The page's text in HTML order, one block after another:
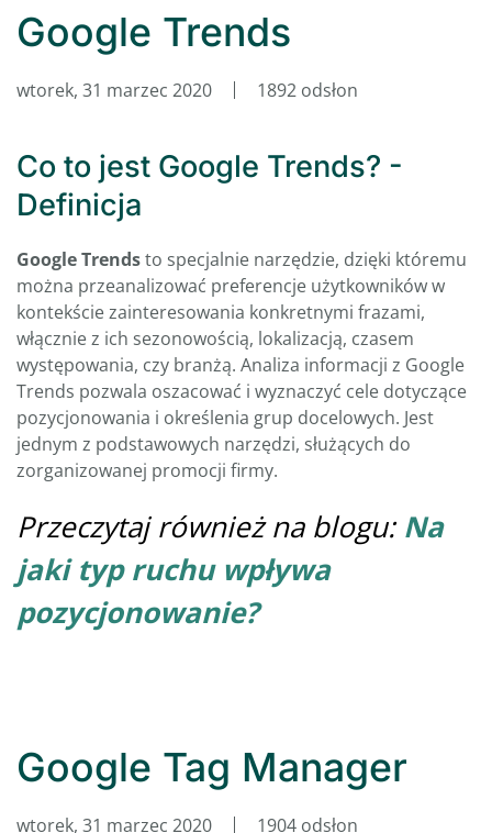
Google Trends
wtorek, 31 marzec 2020 1892 odsłon
Co to jest Google Trends? -
Definicja
Google Trendsto specjalnie narzędzie, dzięki któremu
można przeanalizować preferencje użytkowników w
kontekście zainteresowania konkretnymi frazami,
włącznie z ich sezonowością, lokalizacją, czasem
występowania, czy branżą. Analiza informacji z Google
Trends pozwala oszacować i wyznaczyć cele dotyczące
pozycjonowania i określenia grup docelowych. Jest
jednym z podstawowych narzędzi, służących do
zorganizowanej promocji firmy.
Przeczytaj również na blogu: Na
jaki typ ruchu wpływa
pozycjonowanie?
Google Tag Manager
wtorek, 31 marzec 2020 1904 odsłon